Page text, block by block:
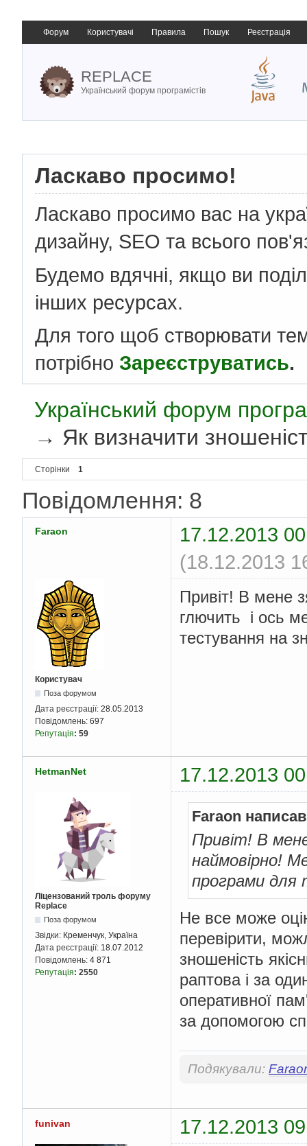
Форум Користувачі Правила Пошук Реєстрація
REPLACE
Український форум програмістів
Ласкаво просимо!
Ласкаво просимо вас на
дизайну, SEO та всього
Будемо вдячні, якщо ви
інших ресурсах.
Для того щоб створювати
потрібно Зареєструватись.
Український форум
→ Як визначити
Сторінки 1
Повідомлення: 8
Faraon
17.12.2013
(18.12.2013
Користувач
Поза форумом
Дата реєстрації: 28.05.2013
Повідомлень: 697
Репутація: 59
Привіт! В мене
глючить і ось
тестування на
HetmanNet 17.12.2013
Ліцензований троль форуму
Replace
Поза форумом
Звідки: Кременчук, Україна
Дата реєстрації: 18.07.2012
Повідомлень: 4 871
Репутація: 2550
Faraon
Привіт! В
наймовірно!
програми для
Не все може
перевірити,
зношеність
раптова і за
оперативної
за допомогою
Подякували:
funivan 17.12.2013